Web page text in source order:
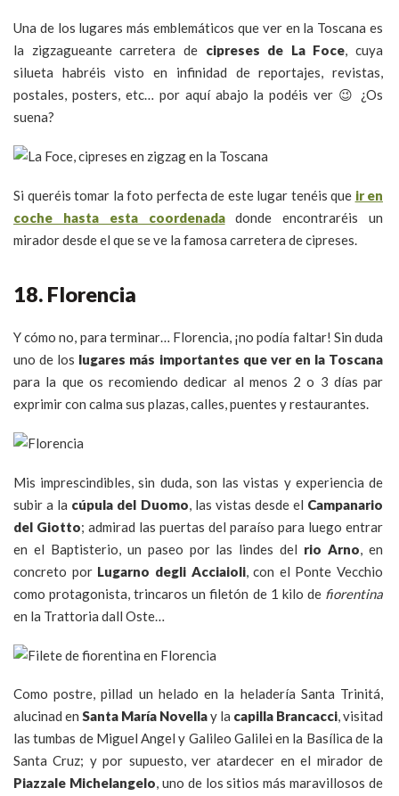
Una de los lugares más emblemáticos que ver en la Toscana es
la zigzagueante carretera de cipreses de La Foce, cuya
silueta habréis visto en infinidad de reportajes, revistas,
postales, posters, etc… por aquí abajo la podéis ver 😉 ¿Os
suena?
Si queréis tomar la foto perfecta de este lugar tenéis que ir en
coche hasta esta coordenadadonde encontraréis un
mirador desde el que se ve la famosa carretera de cipreses.
18. Florencia
Y cómo no, para terminar… Florencia, ¡no podía faltar! Sin duda
uno de los lugares más importantes que ver en la Toscana
para la que os recomiendo dedicar al menos 2 o 3 días par
exprimir con calma sus plazas, calles, puentes y restaurantes.
Mis imprescindibles, sin duda, son las vistas y experiencia de
subir a la cúpula del Duomo, las vistas desde el Campanario
del Giotto; admirad las puertas del paraíso para luego entrar
en el Baptisterio, un paseo por las lindes del rio Arno, en
concreto por Lugarno degli Acciaioli, con el Ponte Vecchio
como protagonista, trincaros un filetón de 1 kilo de fiorentina
en la Trattoria dall Oste…
Como postre, pillad un helado en la heladería Santa Trinitá,
alucinad enSanta María Novellay la capilla Brancacci, visitad
las tumbas de Miguel Angel y Galileo Galilei en la Basílica de la
Santa Cruz; y por supuesto, ver atardecer en el mirador de
Piazzale Michelangelo, uno de los sitios más maravillosos de